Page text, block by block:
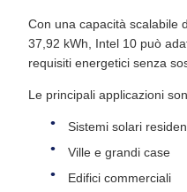
Con una capacità scalabile
37,92 kWh, Intel 10 può
requisiti energetici senza
Le principali applicazioni
Sistemi solari
Ville e grandi case
Edifici commerciali